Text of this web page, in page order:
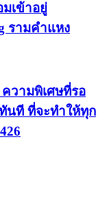
เข้าอยู่
รามคำแหง
ความพิเศษที่รอ
นที ที่จะทำให้ทุก